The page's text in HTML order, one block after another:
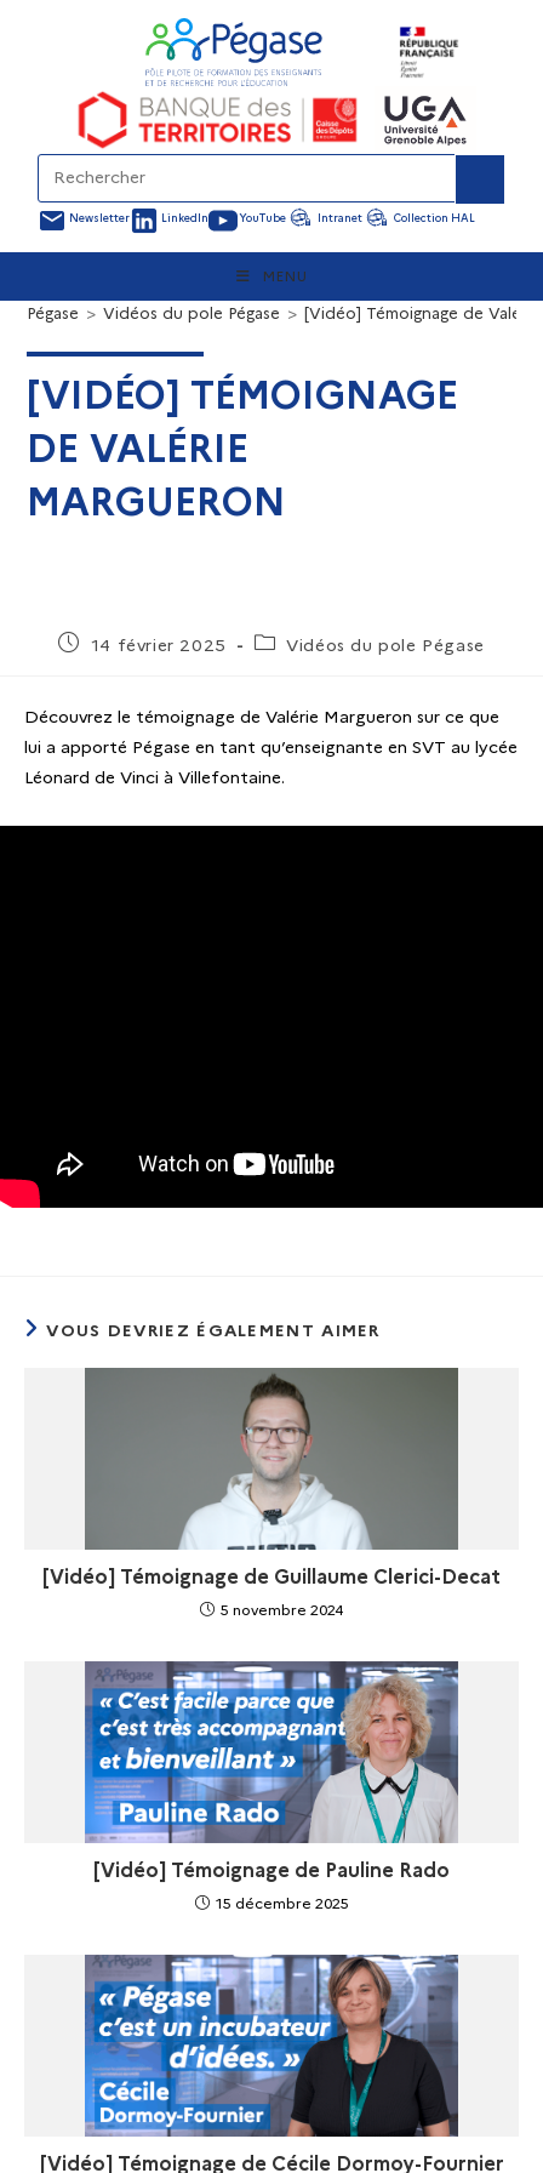
Newsletter LinkedIn YouTube Intranet Collection HAL
MENU
[VIDÉO] TÉMOIGNAGE
DE VALÉRIE
MARGUERON
Pégase > Vidéos du pole Pégase > [Vidéo] Témoignage de
14 février 2025 Vidéos du pole Pégase
Découvrez le témoignage de Valérie Margueron sur ce que
lui a apporté Pégase en tant qu’enseignante en SVT au lycée
Léonard de Vinci à Villefontaine.
VOUS DEVRIEZ ÉGALEMENT AIMER
[Vidéo] Témoignage de Guillaume Clerici-Decat
5 novembre 2024
[Vidéo] Témoignage de Pauline Rado
15 décembre 2025
[Vidéo] Témoignage de Cécile Dormoy-Fournier